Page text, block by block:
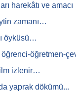
harekâtı ve
zamanı…
öyküsü…
öğretmen-
izlenir…
yaprak dökümü...